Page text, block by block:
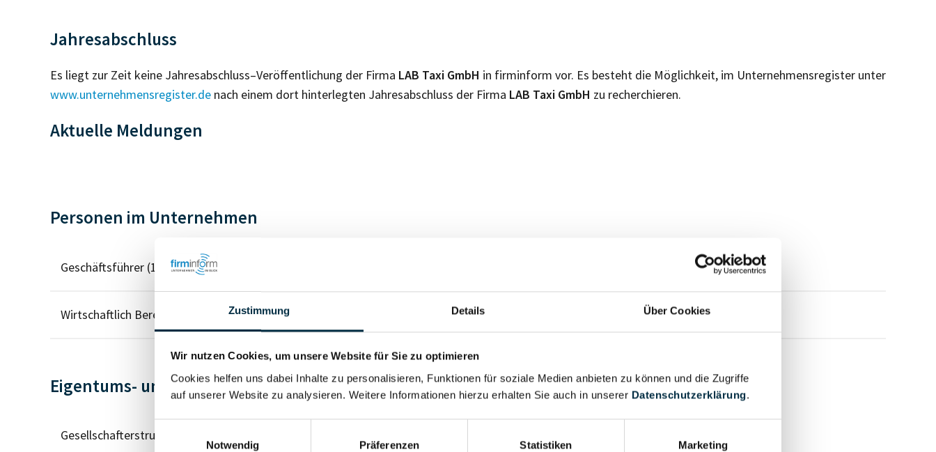
Zustimmung Details Über Cookies
Wir nutzen Cookies, um unsere Website für Sie zu optimieren
Cookies helfen uns dabei Inhalte zu personalisieren, Funktionen für soziale Medien anbieten zu können und die Zugriffe
auf unserer Website zu analysieren. Weitere Informationen hierzu erhalten Sie auch in unserer Datenschutzerklärung.
Notwendig
Präferenzen Statistiken Marketing
Jahresabschluss
Es liegt zur Zeit keine Jahresabschluss–Veröffentlichung der Firma LAB Taxi GmbH in firminform vor. Es besteht die Möglichkeit, im Unternehmensregister unter
www.unternehmensregister.de nach einem dort hinterlegten Jahresabschluss der Firma LAB Taxi GmbH zu recherchieren.
Aktuelle Meldungen
Personen im Unternehmen
Geschäftsführer (1)
Wirtschaftlich Berechtigter Vollständiges Unternehmensprofil anfragen
Eigentums- und Kontrollstruktur
Gesellschafterstruktur